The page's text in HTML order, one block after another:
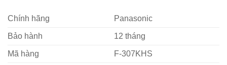
là:
Chính hãng Panasonic
Bảo hành 12 tháng
Mã hàng F-307KHS